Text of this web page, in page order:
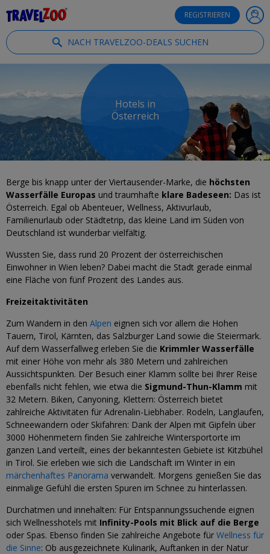
REGISTRIEREN
NACH TRAVELZOO-DEALS SUCHEN
Hotels in
Österreich
Berge bis knapp unter der Viertausender-Marke, die höchsten
Wasserfälle Europas und traumhafte klare Badeseen: Das ist
Österreich. Egal ob Abenteuer, Wellness, Aktivurlaub,
Familienurlaub oder Städtetrip, das kleine Land im Süden von
Deutschland ist wunderbar vielfältig.
Wussten Sie, dass rund 20 Prozent der österreichischen
Einwohner in Wien leben? Dabei macht die Stadt gerade einmal
eine Fläche von fünf Prozent des Landes aus.
Freizeitaktivitäten
Zum Wandern in den Alpen eignen sich vor allem die Hohen
Tauern, Tirol, Kärnten, das Salzburger Land sowie die Steiermark.
Auf dem Wasserfallweg erleben Sie die Krimmler Wasserfälle
mit einer Höhe von mehr als 380 Metern und zahlreichen
Aussichtspunkten. Der Besuch einer Klamm sollte bei Ihrer Reise
ebenfalls nicht fehlen, wie etwa die Sigmund-Thun-Klamm mit
32 Metern. Biken, Canyoning, Klettern: Österreich bietet
zahlreiche Aktivitäten für Adrenalin-Liebhaber. Rodeln, Langlaufen,
Schneewandern oder Skifahren: Dank der Alpen mit Gipfeln über
3000 Höhenmetern finden Sie zahlreiche Wintersportorte im
ganzen Land verteilt, eines der bekanntesten Gebiete ist Kitzbühel
in Tirol. Sie erleben wie sich die Landschaft im Winter in ein
märchenhaftes Panorama verwandelt. Morgens genießen Sie das
einmalige Gefühl die ersten Spuren im Schnee zu hinterlassen.
Durchatmen und innehalten: Für Entspannungssuchende eignen
sich Wellnesshotels mit Infinity-Pools mit Blick auf die Berge
oder Spas. Ebenso finden Sie zahlreiche Angebote für Wellness für
die Sinne: Ob ausgezeichnete Kulinarik, Auftanken in der Natur